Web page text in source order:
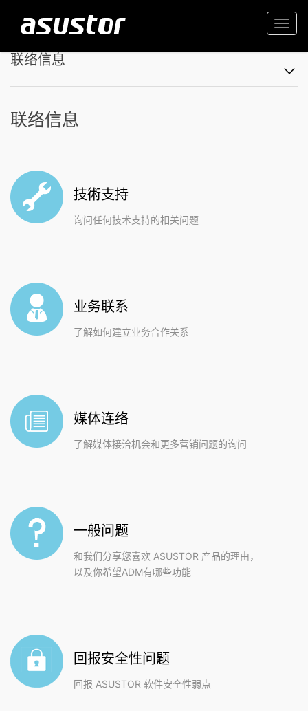
联络信息
联络信息
技術支持
询问任何技术支持的相关问题
业务联系
了解如何建立业务合作关系
媒体连络
了解媒体接洽机会和更多营销问题的询问
一般问题
和我们分享您喜欢 ASUSTOR 产品的理由，
以及你希望ADM有哪些功能
回报安全性问题
回报 ASUSTOR 软件安全性弱点